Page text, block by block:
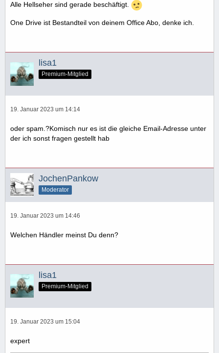
Alle Hellseher sind gerade beschäftigt.
One Drive ist Bestandteil von deinem Office Abo, denke ich.
lisa1
Premium-Mitglied
19. Januar 2023 um 14:14
oder spam.?Komisch nur es ist die gleiche Email-Adresse unter
der ich sonst fragen gestellt hab
JochenPankow
Moderator
19. Januar 2023 um 14:46
Welchen Händler meinst Du denn?
lisa1
Premium-Mitglied
19. Januar 2023 um 15:04
expert